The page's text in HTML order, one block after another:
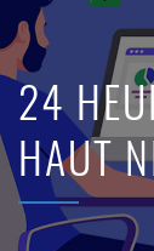
24
HAUT